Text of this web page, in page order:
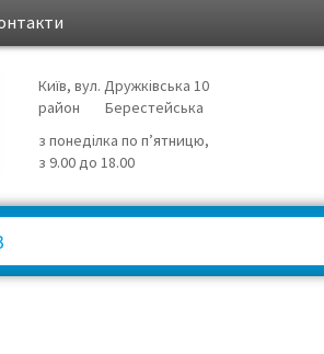
Київ, вул. Дружківська 10
район
Берестейська
з понеділка по п’ятницю,
з 9.00 до 18.00